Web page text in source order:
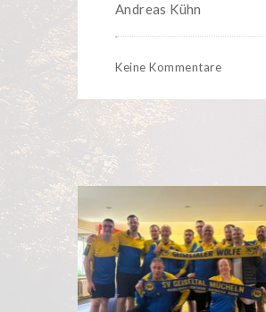
Andreas Kühn
Keine Kommentare